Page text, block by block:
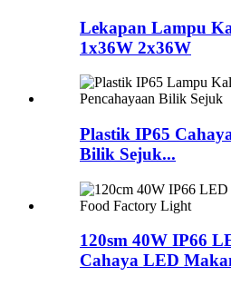
Lekapan Lampu
1x36W 2x36W
Plastik IP65
Bilik Sejuk...
120sm 40W IP66
Cahaya LED